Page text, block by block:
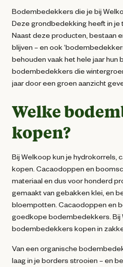
Bodembedekkers die je bij
Deze grondbedekking heeft in je
Naast deze producten, bestaan
blijven – en ook
behouden vaak het hele jaar hun
bodembedekkers die
jaar door een groen aanzicht
Welke
kopen?
Bij Welkoop kun je hydrokorrels,
kopen. Cacaodoppen en
materiaal en dus voor honderd
gemaakt van gebakken klei, en
bloempotten. Cacaodoppen en
goedkope bodembedekkers. Bij
bodembedekkers kopen in
Van een organische
laag in je borders strooien – en